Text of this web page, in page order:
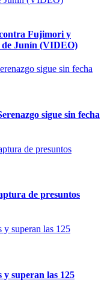
Fujimori y
de Junín (VIDEO)
sigue sin fecha
de presuntos
y superan las 125